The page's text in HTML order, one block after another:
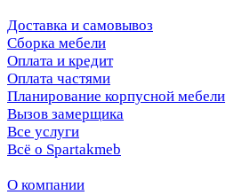
Доставка и самовывоз
Сборка мебели
Оплата и кредит
Оплата частями
Планирование корпусной мебели
Вызов замерщика
Все услуги
Всё о Spartakmeb
О компании